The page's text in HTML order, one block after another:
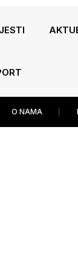
O NAMA